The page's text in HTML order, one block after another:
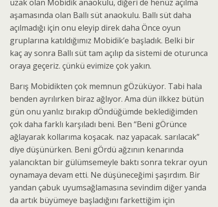
uzak olan Mobidik anaokulu, diğeri de henüz açılma
aşamasında olan Ballı süt anaokulu. Ballı süt daha
açılmadığı için onu eleyip direk daha Önce oyun
gruplarına katıldığımız Mobidik’e başladık. Belki bir
kaç ay sonra Ballı süt tam açılıp da sistemi de oturunca
oraya geçeriz. çünkü evimize çok yakın.
Barış Mobidikten çok memnun gÖzüküyor. Tabi hala
benden ayrılırken biraz ağlıyor. Ama dün ilkkez bütün
gün onu yanlız bırakıp dÖndüğümde beklediğimden
çok daha farklı karşıladı beni. Ben “Beni gÖrünce
ağlayarak kollarıma koşacak. naz yapacak. sarılacak”
diye düşünürken. Beni gÖrdü ağzının kenarında
yalancıktan bir gülümsemeyle baktı sonra tekrar oyun
oynamaya devam etti. Ne düşüneceğimi şaşırdım. Bir
yandan çabuk uyumsağlamasına sevindim diğer yanda
da artık büyümeye başladığını farkettiğim için